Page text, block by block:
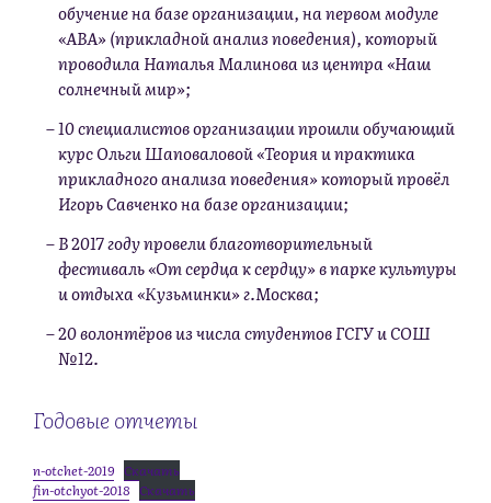
обучение на базе организации, на первом модуле
«АВА» (прикладной анализ поведения), который
проводила Наталья Малинова из центра «Наш
солнечный мир»;
10 специалистов организации прошли обучающий
курс Ольги Шаповаловой «Теория и практика
прикладного анализа поведения» который провёл
Игорь Савченко на базе организации;
В 2017 году провели благотворительный
фестиваль «От сердца к сердцу» в парке культуры
и отдыха «Кузьминки» г.Москва;
20 волонтёров из числа студентов ГСГУ и СОШ
№12.
Годовые отчеты
n-otchet-2019 Скачать
fin-otchyot-2018 Скачать